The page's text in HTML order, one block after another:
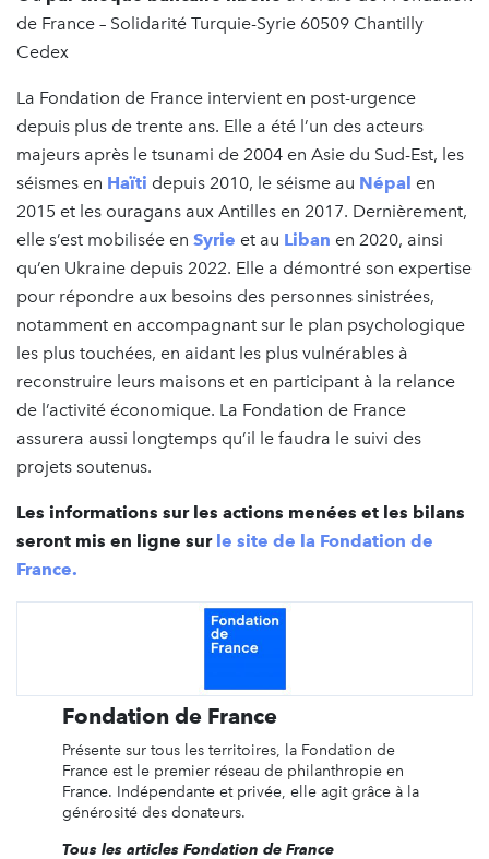
de France – Solidarité Turquie-Syrie 60509 Chantilly
Cedex
La Fondation de France intervient en post-urgence
depuis plus de trente ans. Elle a été l’un des acteurs
majeurs après le tsunami de 2004 en Asie du Sud-Est, les
séismes en Haïti depuis 2010, le séisme au Népal en
2015 et les ouragans aux Antilles en 2017. Dernièrement,
elle s’est mobilisée en Syrie et au Liban en 2020, ainsi
qu’en Ukraine depuis 2022. Elle a démontré son expertise
pour répondre aux besoins des personnes sinistrées,
notamment en accompagnant sur le plan psychologique
les plus touchées, en aidant les plus vulnérables à
reconstruire leurs maisons et en participant à la relance
de l’activité économique. La Fondation de France
assurera aussi longtemps qu’il le faudra le suivi des
projets soutenus.
Les informations sur les actions menées et les bilans
seront mis en ligne sur le site de la Fondation de
France.
Fondation de France
Présente sur tous les territoires, la Fondation de
France est le premier réseau de philanthropie en
France. Indépendante et privée, elle agit grâce à la
générosité des donateurs.
Tous les articles Fondation de France